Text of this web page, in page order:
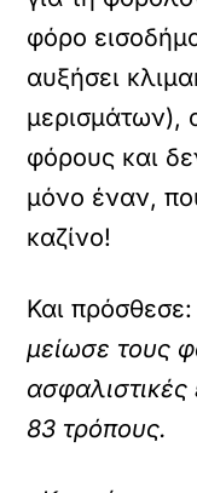
φόρο
αυξήσει
μερισμάτων),
φόρους και
μόνο έναν,
καζίνο!
Και πρόσθεσε:
μείωσε τους
83 τρόπους.